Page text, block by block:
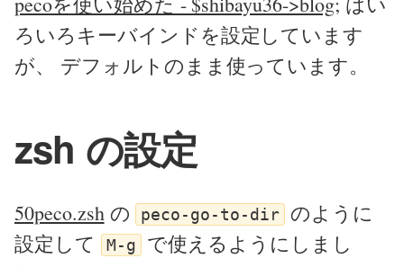
ろいろキーバインドを設定しています
が、 デフォルトのまま使っています。
zsh の設定
50peco.zshの peco-go-to-dir のように
設定して
M-g で使えるようにしまし